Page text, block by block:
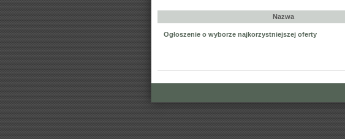
Nazwa
Ogłoszenie o wyborze najkorzystniejszej oferty